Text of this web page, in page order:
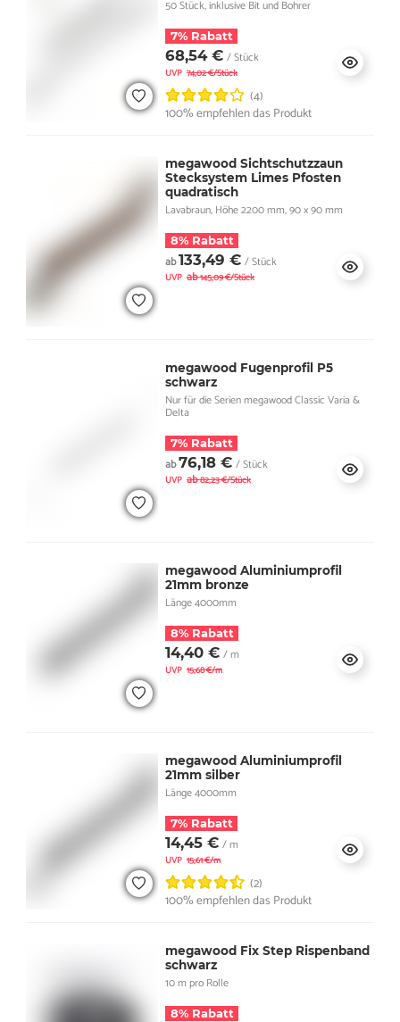
50 Stück, inklusive Bit und Bohrer
7% Rabatt
68,54 € / Stück
UVP 74,02 €/Stück
(4)
100% empfehlen das Produkt
megawood Sichtschutzzaun
Stecksystem Limes Pfosten
quadratisch
Lavabraun, Höhe 2200 mm, 90 x 90 mm
8% Rabatt
ab133,49 € / Stück
UVP ab145,09 €/Stück
megawood Fugenprofil P5
schwarz
Nur für die Serien megawood Classic Varia &
Delta
7% Rabatt
ab76,18 € / Stück
UVP ab82,23 €/Stück
megawood Aluminiumprofil
21mm bronze
Länge 4000mm
8% Rabatt
14,40 € / m
UVP 15,68 €/m
megawood Aluminiumprofil
21mm silber
Länge 4000mm
7% Rabatt
14,45 € / m
UVP 15,61 €/m
(2)
100% empfehlen das Produkt
megawood Fix Step Rispenband
schwarz
10 m pro Rolle
8% Rabatt